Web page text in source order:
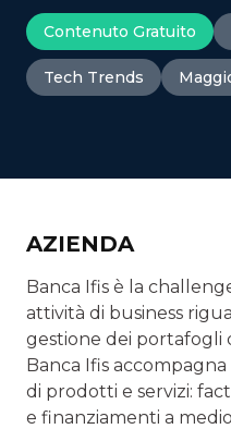
Contenuto Gratuito
Tech Trends
AZIENDA
Banca Ifis è la
attività di business
gestione dei portafogli
Banca Ifis
di prodotti e servizi:
e finanziamenti a